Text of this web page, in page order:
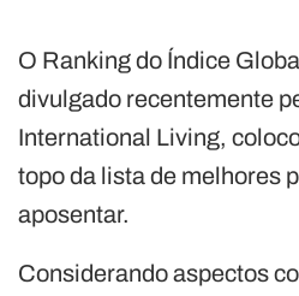
O Ranking do Índice
divulgado recentemente
International Living,
topo da lista de melhores
aposentar.
Considerando aspectos